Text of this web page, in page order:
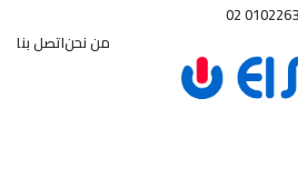
من نحناتصل بنا